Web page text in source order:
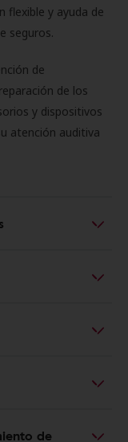
flexible y ayuda de
seguros.
de
de los
y dispositivos
atención auditiva
de